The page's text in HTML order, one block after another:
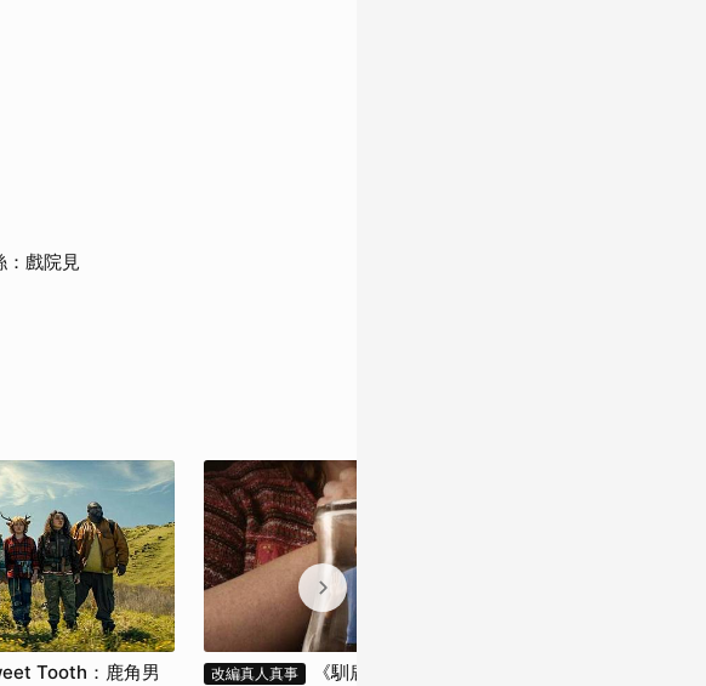
：戲院見
Tooth：鹿角男 改編真人真事 《馴鹿寶貝》